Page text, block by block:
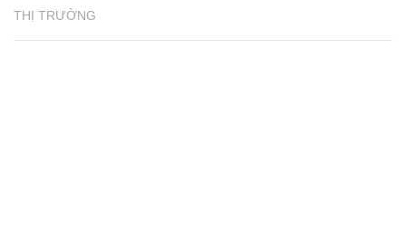
THỊ TRƯỜNG